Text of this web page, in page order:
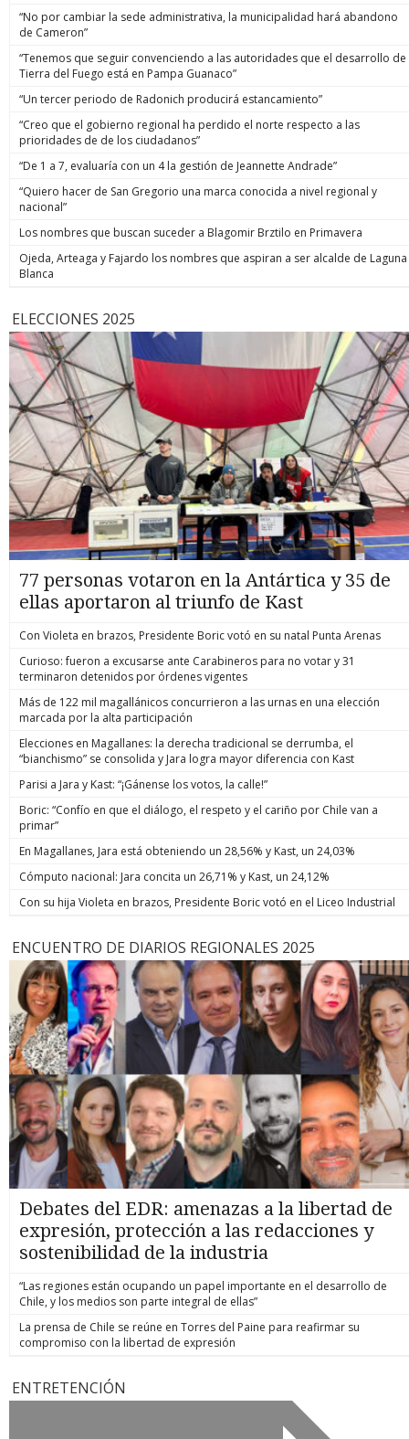
“No por cambiar la sede administrativa, la municipalidad hará abandono
de Cameron”
“Tenemos que seguir convenciendo a las autoridades que el desarrollo de
Tierra del Fuego está en Pampa Guanaco”
“Un tercer periodo de Radonich producirá estancamiento”
“Creo que el gobierno regional ha perdido el norte respecto a las
prioridades de de los ciudadanos”
“De 1 a 7, evaluaría con un 4 la gestión de Jeannette Andrade”
“Quiero hacer de San Gregorio una marca conocida a nivel regional y
nacional”
Los nombres que buscan suceder a Blagomir Brztilo en Primavera
Ojeda, Arteaga y Fajardo los nombres que aspiran a ser alcalde de Laguna
Blanca
ELECCIONES 2025
77 personas votaron en la Antártica y 35 de
ellas aportaron al triunfo de Kast
Con Violeta en brazos, Presidente Boric votó en su natal Punta Arenas
Curioso: fueron a excusarse ante Carabineros para no votar y 31
terminaron detenidos por órdenes vigentes
Más de 122 mil magallánicos concurrieron a las urnas en una elección
marcada por la alta participación
Elecciones en Magallanes: la derecha tradicional se derrumba, el
“bianchismo” se consolida y Jara logra mayor diferencia con Kast
Parisi a Jara y Kast: “¡Gánense los votos, la calle!”
Boric: “Confío en que el diálogo, el respeto y el cariño por Chile van a
primar”
En Magallanes, Jara está obteniendo un 28,56% y Kast, un 24,03%
Cómputo nacional: Jara concita un 26,71% y Kast, un 24,12%
Con su hija Violeta en brazos, Presidente Boric votó en el Liceo Industrial
ENCUENTRO DE DIARIOS REGIONALES 2025
Debates del EDR: amenazas a la libertad de
expresión, protección a las redacciones y
sostenibilidad de la industria
“Las regiones están ocupando un papel importante en el desarrollo de
Chile, y los medios son parte integral de ellas”
La prensa de Chile se reúne en Torres del Paine para reafirmar su
compromiso con la libertad de expresión
ENTRETENCIÓN